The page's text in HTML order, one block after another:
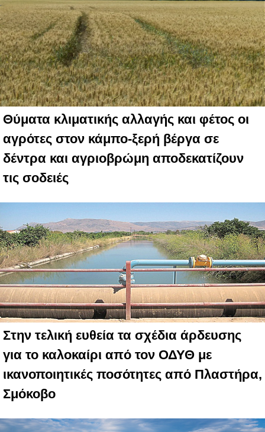
Θύματα κλιματικής αλλαγής και φέτος οι
αγρότες στον κάμπο-ξερή βέργα σε
δέντρα και αγριοβρώμη αποδεκατίζουν
τις σοδειές
Στην τελική ευθεία τα σχέδια άρδευσης
για το καλοκαίρι από τον ΟΔΥΘ με
ικανοποιητικές ποσότητες από Πλαστήρα,
Σμόκοβο